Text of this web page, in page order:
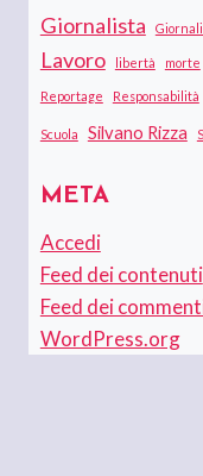
Giornalista
Lavoro libertà morte
Reportage Responsabilità
Scuola Silvano Rizza
META
Accedi
Feed dei contenuti
Feed dei
WordPress.org